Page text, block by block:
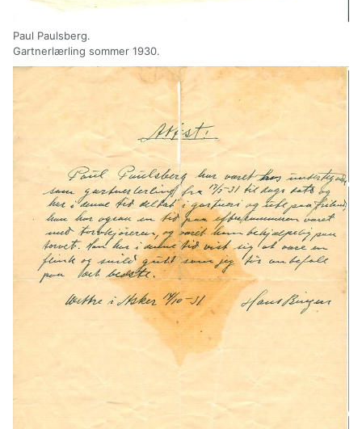
Paul Paulsberg.
Gartnerlærling sommer 1930.